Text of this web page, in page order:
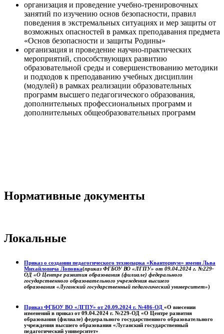
организация и проведение учебно-тренировочных
занятий по изучению основ безопасности, правил
поведения в экстремальных ситуациях и мер защиты от
возможных опасностей в рамках преподавания предмета
«Основ безопасности и защиты Родины»
организация и проведение научно-практических
мероприятий, способствующих развитию
образовательной среды и совершенствованию методики
и подходов к преподаванию учебных дисциплин
(модулей) в рамках реализации образовательных
программ высшего педагогического образования,
дополнительных профессиональных программ и
дополнительных общеобразовательных программ
Нормативные документы
Локальные
Приказ о создании педагогического технопарка «Кванториум» имени Льва
Михайловича Лоповка(приказ ФГБОУ ВО «ЛГПУ» от 09.04.2024 г. №229-
ОД «О Центре развития образования (филиале) федерального
государственного образовательного учреждения высшего
образования «Луганский государственный педагогический университет»)
Приказ ФГБОУ ВО «ЛГПУ» от 20.09.2024 г. №486-ОД «О внесении
изменений в приказ от 09.04.2024 г. №229-ОД «О Центре развития
образования (филиале) федерального государственного образовательного
учреждения высшего образования «Луганский государственный
педагогический университет»